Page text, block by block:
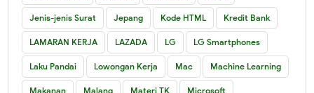
Jenis-jenis Surat Jepang Kode HTML Kredit Bank
LAMARAN KERJA LAZADA LG LG Smartphones
Laku Pandai Lowongan Kerja Mac Machine Learning
Makanan Malang Materi TK Microsoft